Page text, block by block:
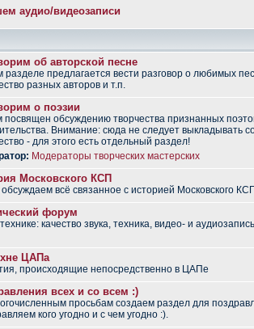
аудио/видеозаписи
об авторской песне
разделе предлагается вести разговор о любимых
разных авторов и т.п.
о поэзии
посвящен обсуждению творчества признанных
Внимание: сюда не следует выкладывать
- для этого есть отдельный раздел!
Модераторы творческих мастерских
Московского КСП
обсуждаем всё связанное с историей Московского
форум
качество звука, техника, видео- и
ЦАПа
происходящие непосредственно в ЦАПе
всех и со всем :)
просьбам создаем раздел для
кого угодно и с чем угодно :).